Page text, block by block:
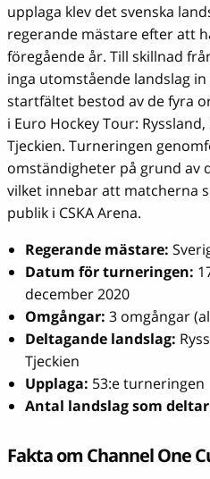
upplaga klev det svenska
regerande mästare efter att
föregående år. Till skillnad
inga utomstående landslag
startfältet bestod av de fyra
i Euro Hockey Tour:
Tjeckien. Turneringen
omständigheter på grund av
vilket innebar att matcherna
publik i CSKA Arena.
Regerande mästare:
Datum för turneringen:
december 2020
Omgångar: 3 omgångar
Deltagande landslag:
Tjeckien
Upplaga: 53:e turneringen
Antal landslag som
Fakta om Channel One